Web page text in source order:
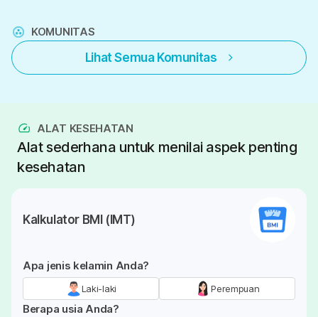
KOMUNITAS
Lihat Semua Komunitas
ALAT KESEHATAN
Alat sederhana untuk menilai aspek penting
kesehatan
Kalkulator BMI (IMT)
Apa jenis kelamin Anda?
Laki-laki Perempuan
Berapa usia Anda?